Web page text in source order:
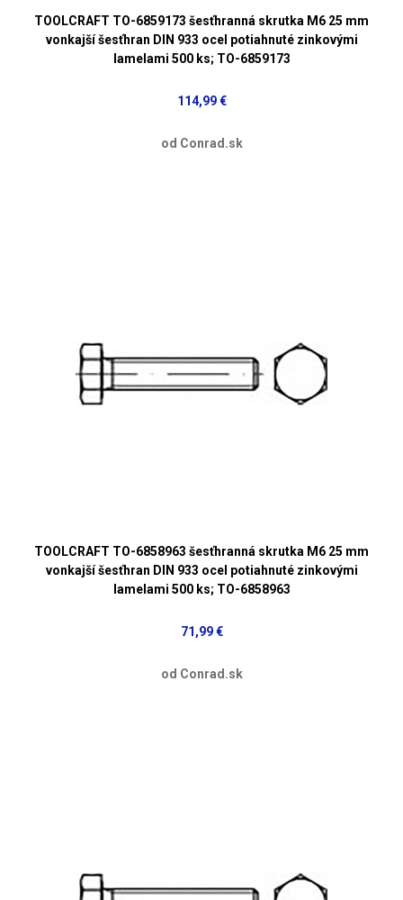
TOOLCRAFT TO-6859173 šesťhranná skrutka M6 25 mm
vonkajší šesťhran DIN 933 ocel potiahnuté zinkovými
lamelami 500 ks; TO-6859173
114,99 €
od Conrad.sk
TOOLCRAFT TO-6858963 šesťhranná skrutka M6 25 mm
vonkajší šesťhran DIN 933 ocel potiahnuté zinkovými
lamelami 500 ks; TO-6858963
71,99 €
od Conrad.sk